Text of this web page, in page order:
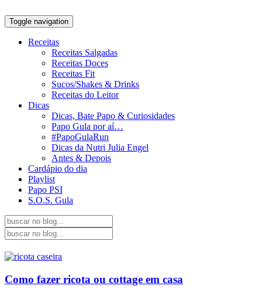
Toggle navigation
Receitas
Receitas Salgadas
Receitas Doces
Receitas Fit
Sucos/Shakes & Drinks
Receitas do Leitor
Dicas
Dicas, Bate Papo & Curiosidades
Papo Gula por aí…
#PapoGulaRun
Dicas da Nutri Julia Engel
Antes & Depois
Cardápio do dia
Playlist
Papo PSI
S.O.S. Gula
Como fazer ricota ou cottage em casa